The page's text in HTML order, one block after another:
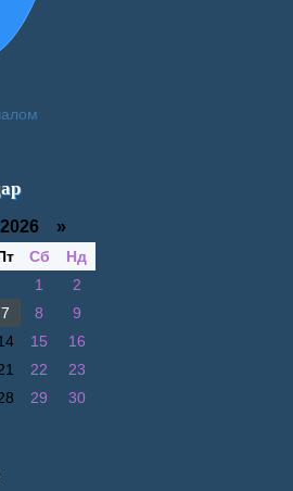
»
Сб
Нд
1
2
7 8
9
15
16
22
23
29
30